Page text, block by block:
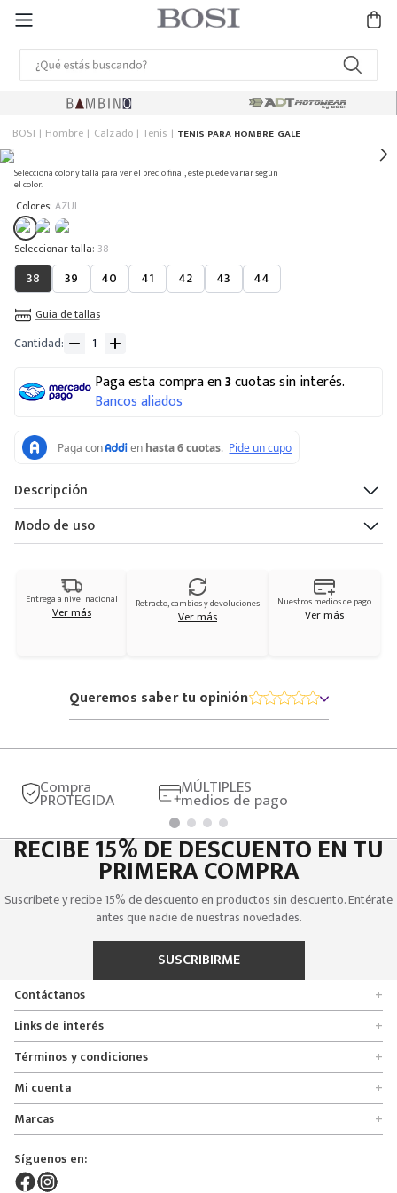
BOSI Hombre Calzado Tenis TENIS PARA HOMBRE GALE
Selecciona color y talla para ver el precio final, este puede variar según
el color.
Colores: AZUL
: 38
38 39 40 41 42 43 44
Guia de tallas
Cantidad
Paga esta compra en3cuotas sin interés.
Bancos aliados
Descripción
Modo de uso
Entrega a nivel nacional
Ver más Retracto, cambios y devoluciones
Ver más
Nuestros medios de pago
Ver más
Queremos saber tu opinión
Compra
PROTEGIDA
MÚLTIPLES
medios de pago
RECIBE 15% DE DESCUENTO EN TU
PRIMERA COMPRA
Suscríbete y recibe 15% de descuento en productos sin descuento. Entérate
antes que nadie de nuestras novedades.
SUSCRIBIRME
Contáctanos
+
Encuentra tu tienda
Formulario de solicitudes
Servicio al cliente
Línea nacional 01 8000 112674
Bogotá 6767876
Calle 164# 21 - 53, Bogotá, Colombia
servicioalcliente@mybosi.com
NIT: 860.520.243-4
Links de interés +
Quienes somos
Políticas de entrega, cambio y devolución
Políticas de privacidad
Preguntas frecuentes
Glosario
Derecho de retracto
Superintendencia de instrudria y comercio
Términos y condiciones +
Promociones
Crédito Addi
Bono regalo
Mi cuenta +
Rastrear mi pedido
Lista de deseos
Pedidos
Marcas +
Bosi
Bambino
ADT Motowear
Síguenos en: